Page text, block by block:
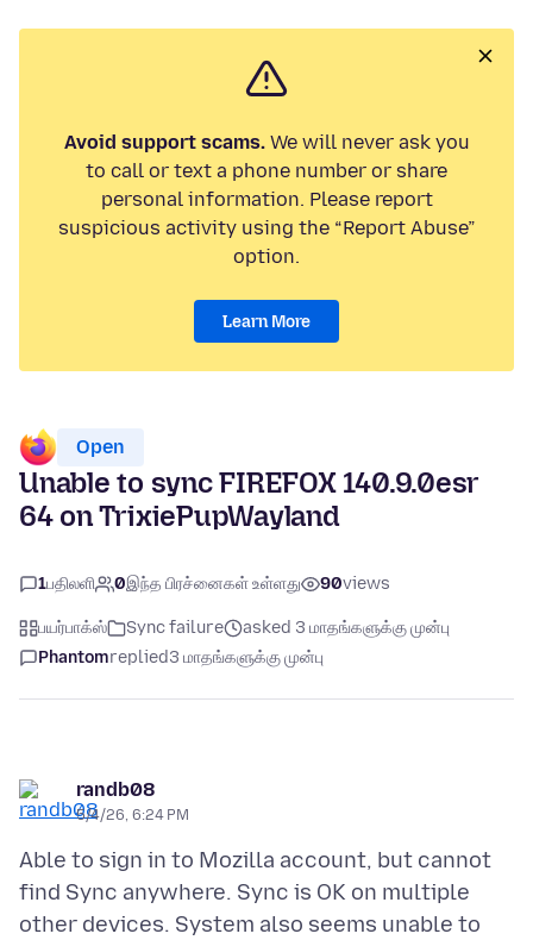
Avoid support scams.We will never ask you
to call or text a phone number or share
personal information. Please report
suspicious activity using the “Report Abuse”
option.
Learn More
Open
Unable to sync FIREFOX 140.9.0esr
64 on TrixiePupWayland
1பதிலளி 0இந்த பிரச்னைகள் உள்ளது 90views
பயர்பாக்ஸ் Sync failure
asked 3 மாதங்களுக்கு முன்பு
Phantomreplied3 மாதங்களுக்கு முன்பு
randb08
5/4/26, 6:24 PM
Able to sign in to Mozilla account, but cannot
find Sync anywhere. Sync is OK on multiple
other devices. System also seems unable to